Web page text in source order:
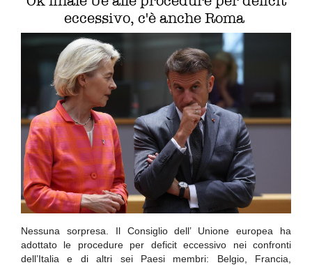
eccessivo, c'è anche Roma
Nessuna sorpresa. Il Consiglio dell’ Unione europea ha
adottato le procedure per deficit eccessivo nei confronti
dell’Italia e di altri sei Paesi membri: Belgio, Francia,